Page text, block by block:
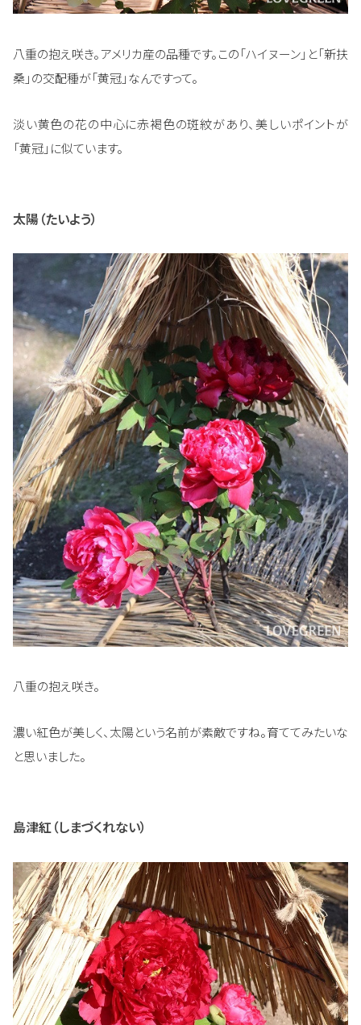
八重の抱え咲き。アメリカ産の品種です。この「ハイヌーン」と「新扶
桑」の交配種が「黄冠」なんですって。
淡い黄色の花の中心に赤褐色の斑紋があり、美しいポイントが
「黄冠」に似ています。
太陽（たいよう）
八重の抱え咲き。
濃い紅色が美しく、太陽という名前が素敵ですね。育ててみたいな
と思いました。
島津紅（しまづくれない）